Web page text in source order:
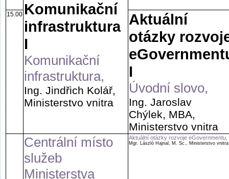
Komunikační
infrastruktura
I
Komunikační
infrastruktura,
Ing. Jindřich Kolář,
Ministerstvo vnitra
15.00
Aktuální
otázky
I
Úvodní slovo,
Ing. Jaroslav
Chýlek, MBA,
Ministerstvo vnitra
Centrální místo
služeb
Ministerstva
Aktuální otázky rozvoje eGovernmentu,
Mgr. László Hajnal, M. Sc., Ministerstvo vnitra